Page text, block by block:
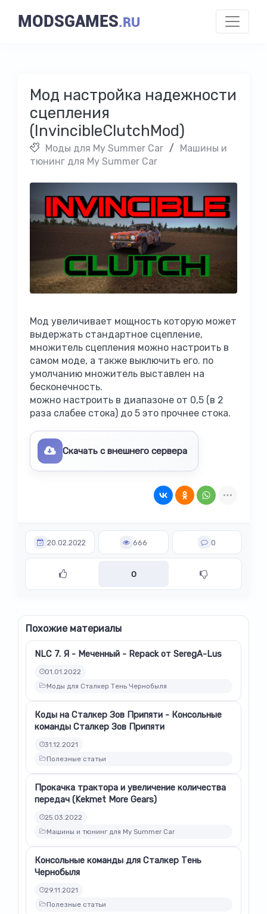
MODSGAMES.RU
Мод настройка надежности
сцепления
(InvincibleClutchMod)
Моды для My Summer Car /
Машины и
тюнинг для My Summer Car
Мод увеличивает мощность которую может
выдержать стандартное сцепление,
множитель сцепления можно настроить в
самом моде, а также выключить его. по
умолчанию множитель выставлен на
бесконечность.
можно настроить в диапазоне от 0,5 (в 2
раза слабее стока) до 5 это прочнее стока.
Скачать с внешнего сервера
20.02.2022 666 0
0
Похожие материалы
NLC 7. Я - Меченный - Repack от SeregA-Lus
01.01.2022
Моды для Сталкер Тень Чернобыля
Коды на Сталкер Зов Припяти - Консольные
команды Сталкер Зов Припяти
31.12.2021
Полезные статьи
Прокачка трактора и увеличение количества
передач (Kekmet More Gears)
25.03.2022
Машины и тюнинг для My Summer Car
Консольные команды для Сталкер Тень
Чернобыля
29.11.2021
Полезные статьи